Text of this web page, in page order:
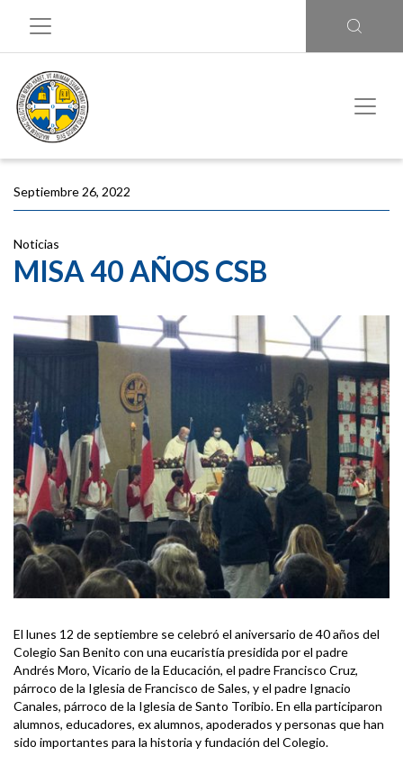
Septiembre 26, 2022
Noticias
MISA 40 AÑOS CSB
El lunes 12 de septiembre se celebró el aniversario de 40 años del
Colegio San Benito con una eucaristía presidida por el padre
Andrés Moro, Vicario de la Educación, el padre Francisco Cruz,
párroco de la Iglesia de Francisco de Sales, y el padre Ignacio
Canales, párroco de la Iglesia de Santo Toribio. En ella participaron
alumnos, educadores, ex alumnos, apoderados y personas que han
sido importantes para la historia y fundación del Colegio.